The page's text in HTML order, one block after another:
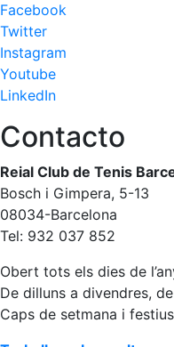
Facebook
Twitter
Instagram
Youtube
LinkedIn
Contacto
Reial Club de Tenis
Bosch i Gimpera, 5-13
08034-Barcelona
Tel: 932 037 852
Obert tots els dies de
De dilluns a divendres,
Caps de setmana i